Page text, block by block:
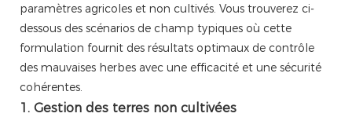
paramètres agricoles et non cultivés. Vous trouverez ci-
dessous des scénarios de champ typiques où cette
formulation fournit des résultats optimaux de contrôle
des mauvaises herbes avec une efficacité et une sécurité
cohérentes.
1. Gestion des terres non cultivées